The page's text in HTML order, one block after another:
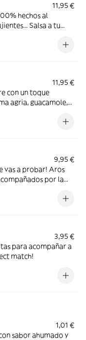
11,95 €
hechos al
Salsa a tu
11,95 €
con un toque
9,95 €
vas a probar! Aros
por la
3,95 €
para acompañar a
match!
1,01 €
sabor ahumado y